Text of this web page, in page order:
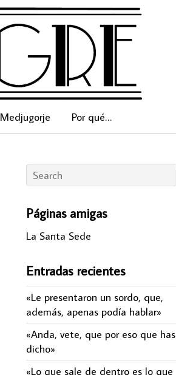
Medjugorje Por qué…
Páginas amigas
La Santa Sede
Entradas recientes
«Le presentaron un sordo, que,
además, apenas podía hablar»
«Anda, vete, que por eso que has
dicho»
«Lo que sale de dentro es lo que